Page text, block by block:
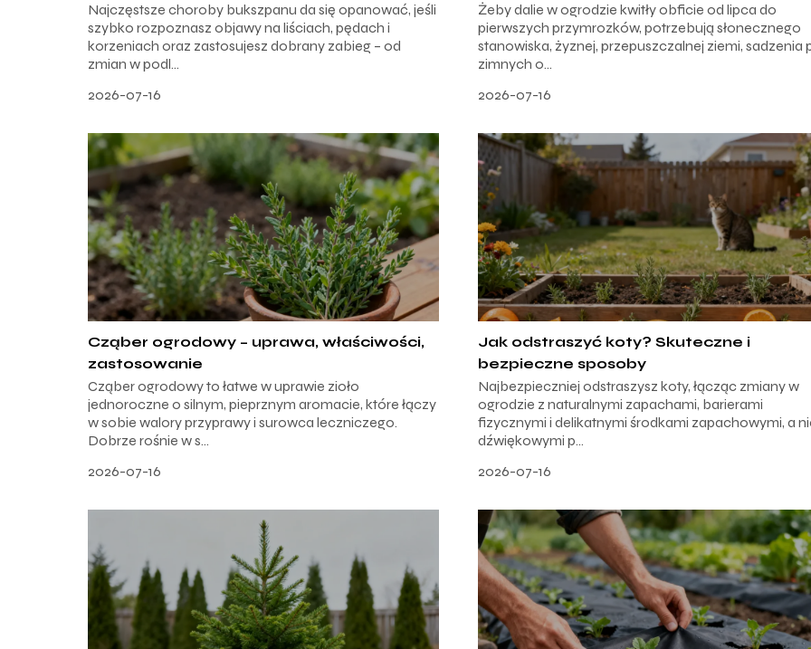
Najczęstsze choroby bukszpanu da się opanować, jeśli
szybko rozpoznasz objawy na liściach, pędach i
korzeniach oraz zastosujesz dobrany zabieg – od
zmian w podl...
2026-07-16
Żeby dalie w ogrodzie kwitły obficie od lipca do
pierwszych przymrozków, potrzebują słonecznego
stanowiska, żyznej, przepuszczalnej ziemi, sadzenia
zimnych o...
2026-07-16
Cząber ogrodowy – uprawa, właściwości,
zastosowanie
Cząber ogrodowy to łatwe w uprawie zioło
jednoroczne o silnym, pieprznym aromacie, które łączy
w sobie walory przyprawy i surowca leczniczego.
Dobrze rośnie w s...
2026-07-16
Jak odstraszyć koty? Skuteczne i
bezpieczne sposoby
Najbezpieczniej odstraszysz koty, łącząc zmiany w
ogrodzie z naturalnymi zapachami, barierami
fizycznymi i delikatnymi środkami zapachowymi, a
dźwiękowymi p...
2026-07-16